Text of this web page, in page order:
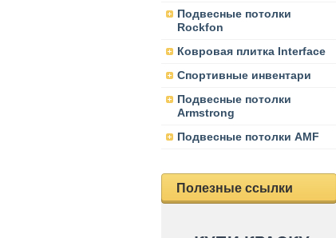
Подвесные потолки
Rockfon
Ковровая плитка Interface
Спортивные инвентари
Подвесные потолки
Armstrong
Подвесные потолки AMF
Полезные ссылки